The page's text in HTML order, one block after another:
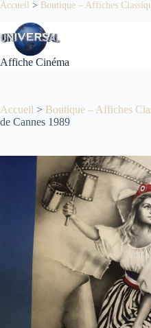
Passer
contenu
Accueil > Boutique – Affiches
Affiche Cinéma
Accueil > Boutique – Affiches
de Cannes 1989